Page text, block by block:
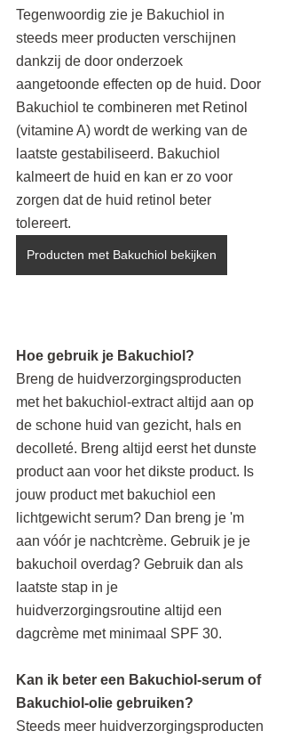
Tegenwoordig zie je Bakuchiol in
steeds meer producten verschijnen
dankzij de door onderzoek
aangetoonde effecten op de huid. Door
Bakuchiol te combineren met Retinol
(vitamine A) wordt de werking van de
laatste gestabiliseerd. Bakuchiol
kalmeert de huid en kan er zo voor
zorgen dat de huid retinol beter
tolereert.
Producten met Bakuchiol bekijken
Hoe gebruik je Bakuchiol?
Breng de huidverzorgingsproducten
met het bakuchiol-extract altijd aan op
de schone huid van gezicht, hals en
decolleté. Breng altijd eerst het dunste
product aan voor het dikste product. Is
jouw product met bakuchiol een
lichtgewicht serum? Dan breng je 'm
aan vóór je nachtcrème. Gebruik je je
bakuchoil overdag? Gebruik dan als
laatste stap in je
huidverzorgingsroutine altijd een
dagcrème met minimaal SPF 30.
Kan ik beter een Bakuchiol-serum of
Bakuchiol-olie gebruiken?
Steeds meer huidverzorgingsproducten